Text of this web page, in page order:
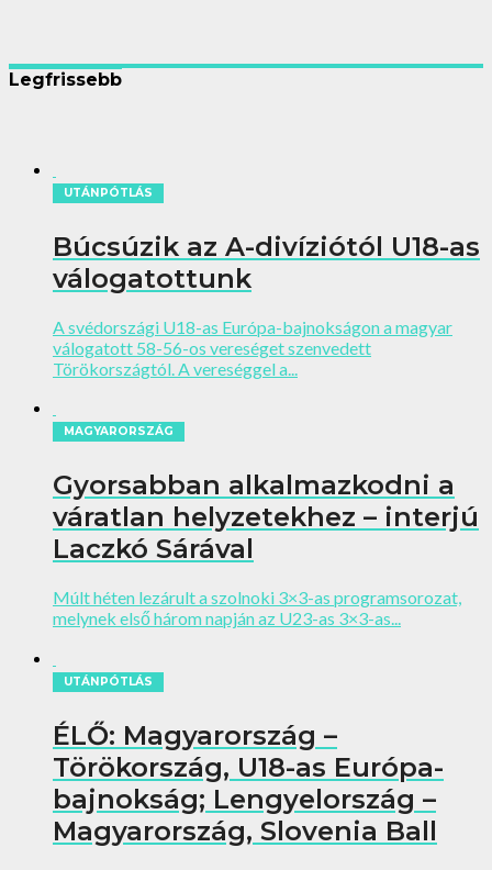
Legfrissebb
UTÁNPÓTLÁS
Búcsúzik az A-divíziótól U18-as
válogatottunk
A svédországi U18-as Európa-bajnokságon a magyar
válogatott 58-56-os vereséget szenvedett
Törökországtól. A vereséggel a...
MAGYARORSZÁG
Gyorsabban alkalmazkodni a
váratlan helyzetekhez – interjú
Laczkó Sárával
Múlt héten lezárult a szolnoki 3×3-as programsorozat,
melynek első három napján az U23-as 3×3-as...
UTÁNPÓTLÁS
ÉLŐ: Magyarország –
Törökország, U18-as Európa-
bajnokság; Lengyelország –
Magyarország, Slovenia Ball